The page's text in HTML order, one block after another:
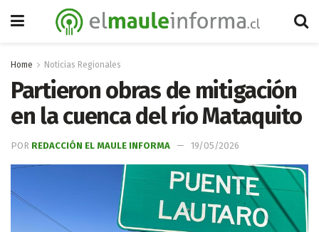
Home Noticias Regionales
Partieron obras de mitigación
en la cuenca del río Mataquito
POR REDACCIÓN EL MAULE INFORMA 19/05/2026